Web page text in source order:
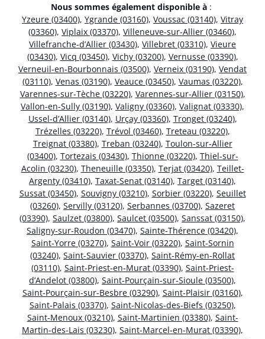
Nous sommes également disponible à :
Yzeure (03400), Ygrande (03160), Voussac (03140), Vitray
(03360), Viplaix (03370), Villeneuve-sur-Allier (03460),
Villefranche-d’Allier (03430), Villebret (03310), Vieure
(03430), Vicq (03450), Vichy (03200), Vernusse (03390),
Verneuil-en-Bourbonnais (03500), Verneix (03190), Vendat
(03110), Venas (03190), Veauce (03450), Vaumas (03220),
Varennes-sur-Tèche (03220), Varennes-sur-Allier (03150),
Vallon-en-Sully (03190), Valigny (03360), Valignat (03330),
Ussel-d’Allier (03140), Urçay (03360), Tronget (03240),
Trézelles (03220), Trévol (03460), Treteau (03220),
Treignat (03380), Treban (03240), Toulon-sur-Allier
(03400), Tortezais (03430), Thionne (03220), Thiel-sur-
Acolin (03230), Theneuille (03350), Terjat (03420), Teillet-
Argenty (03410), Taxat-Senat (03140), Target (03140),
Sussat (03450), Souvigny (03210), Sorbier (03220), Seuillet
(03260), Servilly (03120), Serbannes (03700), Sazeret
(03390), Saulzet (03800), Saulcet (03500), Sanssat (03150),
Saligny-sur-Roudon (03470), Sainte-Thérence (03420),
Saint-Yorre (03270), Saint-Voir (03220), Saint-Sornin
(03240), Saint-Sauvier (03370), Saint-Rémy-en-Rollat
(03110), Saint-Priest-en-Murat (03390), Saint-Priest-
d’Andelot (03800), Saint-Pourçain-sur-Sioule (03500),
Saint-Pourçain-sur-Besbre (03290), Saint-Plaisir (03160),
Saint-Palais (03370), Saint-Nicolas-des-Biefs (03250),
Saint-Menoux (03210), Saint-Martinien (03380), Saint-
Martin-des-Lais (03230), Saint-Marcel-en-Murat (03390),